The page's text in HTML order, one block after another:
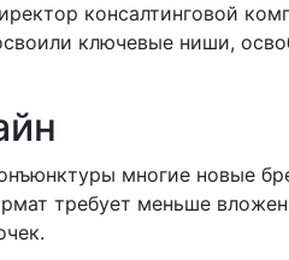
консалтинговой
ключевые ниши,
многие новые
требует меньше